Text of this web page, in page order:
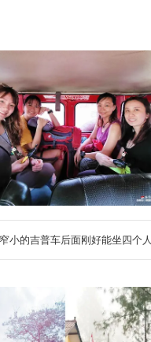
小的吉普车后面刚好能坐四个人